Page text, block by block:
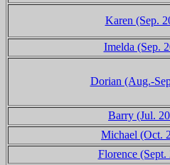
Karen (Sep.
Imelda (Sep.
Dorian (Aug.-
Barry (Jul.
Michael (Oct.
Florence (Sept.